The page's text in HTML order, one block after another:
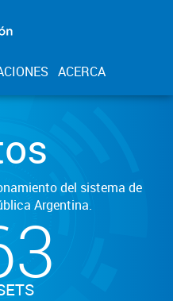
ACERCA
del sistema de
Argentina.